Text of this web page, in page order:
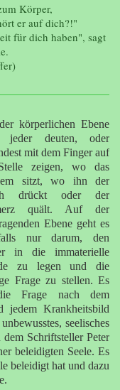
Körper,
er auf dich?!"
für dich haben", sagt
körperlichen Ebene
jeder deuten, oder
mit dem Finger auf
zeigen, wo das
sitzt, wo ihn der
drückt oder der
quält. Auf der
Ebene geht es
nur darum, den
in die immaterielle
zu legen und die
Frage zu stellen. Es
Frage nach dem
jedem Krankheitsbild
seelisches
Schriftsteller Peter
beleidigten Seele. Es
beleidigt hat und dazu